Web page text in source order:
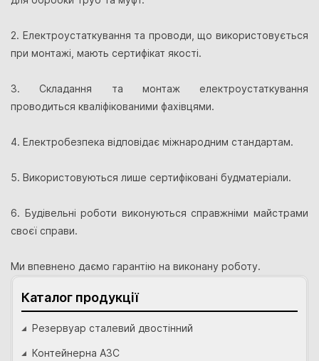
Каталог продукції
Резервуар сталевий двостінний
Контейнерна АЗС
2. Електроустаткування та проводи, що використовується
при монтажі, мають сертифікат якості.
3. Складання та монтаж електроустаткування
проводиться кваліфікованими фахівцями.
4. Електробезпека відповідає міжнародним стандартам.
5. Використовуються лише сертифіковані будматеріали.
6. Будівельні роботи виконуються справжніми майстрами
своєї справи.
Ми впевнено даємо гарантію на виконану роботу.